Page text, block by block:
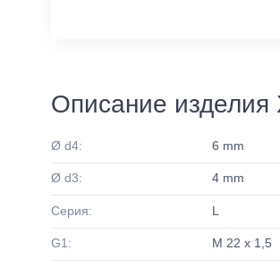
Описание изделия
Ø d4: 6 mm
Ø d3: 4 mm
Серия: L
G1: M 22 x 1,5